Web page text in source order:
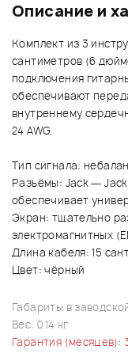
Описание и
Комплект из 3
сантиметров (6
подключения
обеспечивают
внутреннему
24 AWG.
Тип сигнала:
Разъёмы: Jack —
обеспечивает
Экран: тщательно
электромагнитных
Длина кабеля: 15
Цвет: чёрный
Габариты в
Вес: 0.14 кг
Гарантия (месяцев):